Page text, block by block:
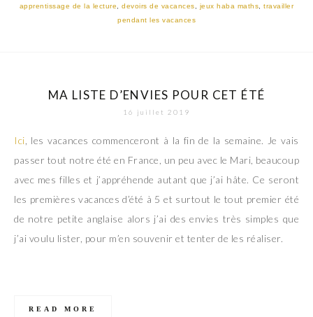
apprentissage de la lecture
,devoirs de vacances jeux haba maths ,travailler
pendant les vacances
MA LISTE D’ENVIES POUR CET ÉTÉ
16 juillet 2019
Ici , les vacances commenceront à la fin de la semaine. Je vais
passer tout notre été en France, un peu avec le Mari, beaucoup
avec mes filles et j’appréhende autant que j’ai hâte. Ce seront
les premières vacances d’été à 5 et surtout le tout premier été
de notre petite anglaise alors j’ai des envies très simples que
j’ai voulu lister, pour m’en souvenir et tenter de les réaliser.
READ MORE